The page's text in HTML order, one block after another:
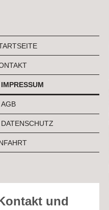
IMPRESSUM
AGB
DATENSCHUTZ
und